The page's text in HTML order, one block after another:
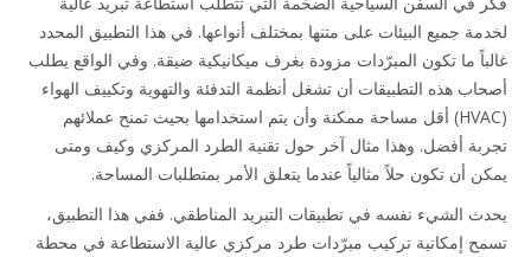
لخدمة جميع البيئات على متنها بمختلف أنواعها. في هذا التطبيق المحدد
غالباً ما تكون المبرّدات مزودة بغرف ميكانيكية ضيقة. وفي الواقع يطلب
أصحاب هذه التطبيقات أن تشغل أنظمة التدفئة والتهوية وتكييف الهواء
(HVAC) أقل مساحة ممكنة وأن يتم استخدامها بحيث تمنح عملائهم
تجربة أفضل. وهذا مثال آخر حول تقنية الطرد المركزي وكيف ومتى
يمكن أن تكون حلاً مثالياً عندما يتعلق الأمر بمتطلبات المساحة.
يحدث الشيء نفسه في تطبيقات التبريد المناطقي. ففي هذا التطبيق،
تسمح إمكانية تركيب مبرّدات طرد مركزي عالية الاستطاعة في محطة